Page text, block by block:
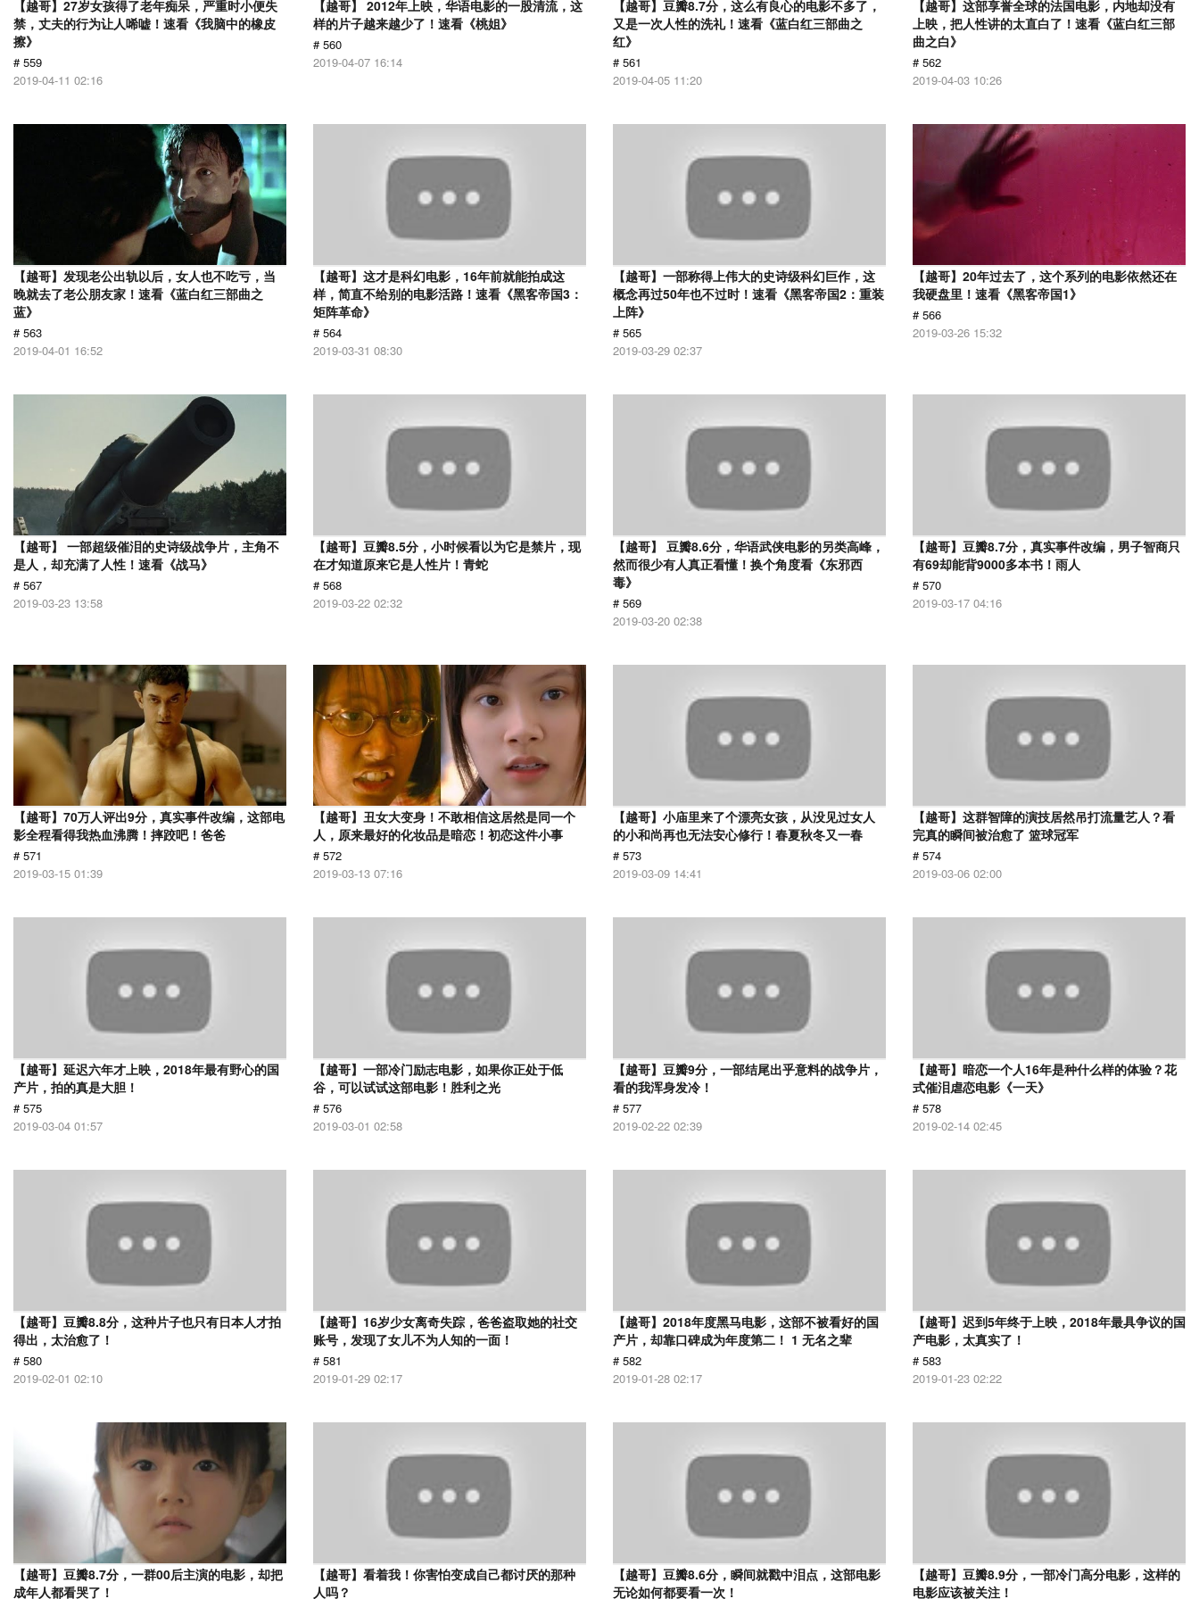
【越哥】27岁女孩得了老年痴呆，严重时小便失
禁，丈夫的行为让人唏嘘！速看《我脑中的橡皮
擦》
# 559
2019-04-11 02:16
【越哥】 2012年上映，华语电影的一股清流，这
样的片子越来越少了！速看《桃姐》
# 560
2019-04-07 16:14
【越哥】豆瓣8.7分，这么有良心的电影不多了，
又是一次人性的洗礼！速看《蓝白红三部曲之
红》
# 561
2019-04-05 11:20
【越哥】这部享誉全球的法国电影，内地却没有
上映，把人性讲的太直白了！速看《蓝白红三部
曲之白》
# 562
2019-04-03 10:26
【越哥】发现老公出轨以后，女人也不吃亏，当
晚就去了老公朋友家！速看《蓝白红三部曲之
蓝》
# 563
2019-04-01 16:52
【越哥】这才是科幻电影，16年前就能拍成这
样，简直不给别的电影活路！速看《黑客帝国3：
矩阵革命》
# 564
2019-03-31 08:30
【越哥】一部称得上伟大的史诗级科幻巨作，这
概念再过50年也不过时！速看《黑客帝国2：重装
上阵》
# 565
2019-03-29 02:37
【越哥】20年过去了，这个系列的电影依然还在
我硬盘里！速看《黑客帝国1》
# 566
2019-03-26 15:32
【越哥】 一部超级催泪的史诗级战争片，主角不
是人，却充满了人性！速看《战马》
# 567
2019-03-23 13:58
【越哥】豆瓣8.5分，小时候看以为它是禁片，现
在才知道原来它是人性片！青蛇
# 568
2019-03-22 02:32
【越哥】 豆瓣8.6分，华语武侠电影的另类高峰，
然而很少有人真正看懂！换个角度看《东邪西
毒》
# 569
2019-03-20 02:38
【越哥】豆瓣8.7分，真实事件改编，男子智商只
有69却能背9000多本书！雨人
# 570
2019-03-17 04:16
【越哥】70万人评出9分，真实事件改编，这部电
影全程看得我热血沸腾！摔跤吧！爸爸
# 571
2019-03-15 01:39
【越哥】丑女大变身！不敢相信这居然是同一个
人，原来最好的化妆品是暗恋！初恋这件小事
# 572
2019-03-13 07:16
【越哥】小庙里来了个漂亮女孩，从没见过女人
的小和尚再也无法安心修行！春夏秋冬又一春
# 573
2019-03-09 14:41
【越哥】这群智障的演技居然吊打流量艺人？看
完真的瞬间被治愈了 篮球冠军
# 574
2019-03-06 02:00
【越哥】延迟六年才上映，2018年最有野心的国
产片，拍的真是大胆！
# 575
2019-03-04 01:57
【越哥】一部冷门励志电影，如果你正处于低
谷，可以试试这部电影！胜利之光
# 576
2019-03-01 02:58
【越哥】豆瓣9分，一部结尾出乎意料的战争片，
看的我浑身发冷！
# 577
2019-02-22 02:39
【越哥】暗恋一个人16年是种什么样的体验？花
式催泪虐恋电影《一天》
# 578
2019-02-14 02:45
【越哥】豆瓣8.8分，这种片子也只有日本人才拍
得出，太治愈了！
# 580
2019-02-01 02:10
【越哥】16岁少女离奇失踪，爸爸盗取她的社交
账号，发现了女儿不为人知的一面！
# 581
2019-01-29 02:17
【越哥】2018年度黑马电影，这部不被看好的国
产片，却靠口碑成为年度第二！ 1 无名之辈
# 582
2019-01-28 02:17
【越哥】迟到5年终于上映，2018年最具争议的国
产电影，太真实了！
# 583
2019-01-23 02:22
【越哥】豆瓣8.7分，一群00后主演的电影，却把
成年人都看哭了！
【越哥】看着我！你害怕变成自己都讨厌的那种
人吗？
【越哥】豆瓣8.6分，瞬间就戳中泪点，这部电影
无论如何都要看一次！
【越哥】豆瓣8.9分，一部冷门高分电影，这样的
电影应该被关注！